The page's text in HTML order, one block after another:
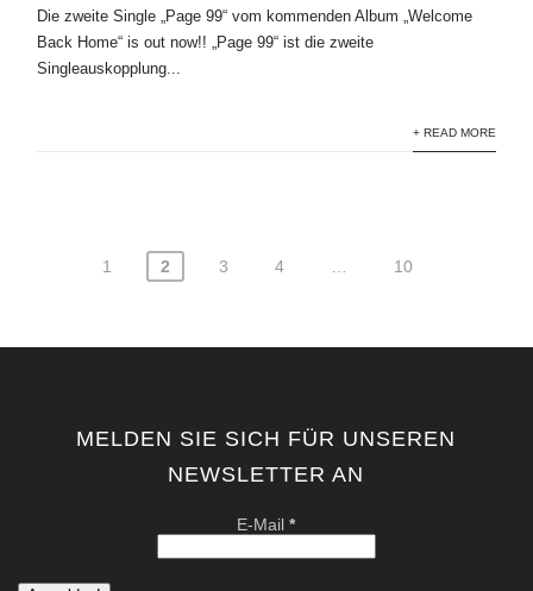
Die zweite Single „Page 99“ vom kommenden Album „Welcome
Back Home“ is out now!! „Page 99“ ist die zweite
Singleauskopplung...
+ READ MORE
Seitennummerierung
Beiträge
1 2 3 4 10
MELDEN SIE SICH FÜR UNSEREN
NEWSLETTER AN
E-Mail*